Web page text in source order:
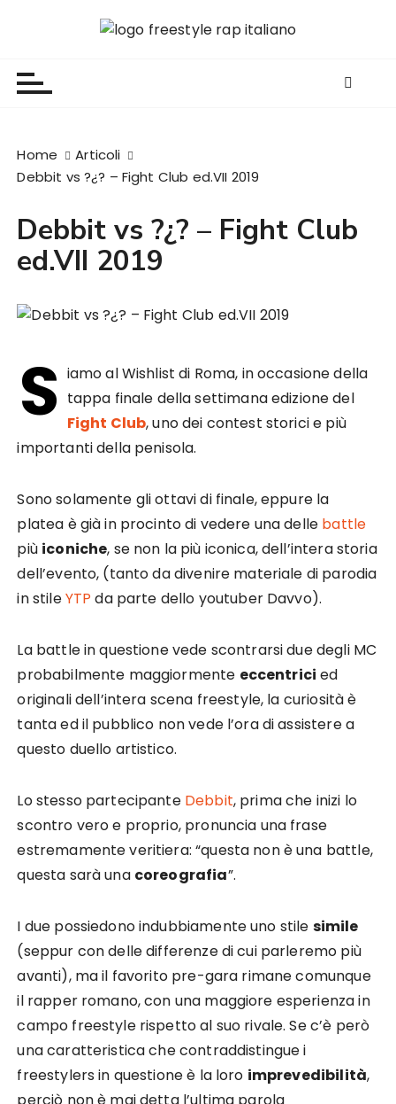
Home
Articoli
Debbit vs ?¿? – Fight Club ed.VII 2019
Debbit vs ?¿? – Fight Club
ed.VII 2019
S iamo al Wishlist di Roma, in occasione della
tappa finale della settimana edizione del
Fight Club, uno dei contest storici e più
importanti della penisola.
Sono solamente gli ottavi di finale, eppure la
platea è già in procinto di vedere una delle battle
più iconiche, se non la più iconica, dell’intera storia
dell’evento, (tanto da divenire materiale di parodia
in stileYTP da parte dello youtuber Davvo).
La battle in questione vede scontrarsi due degli MC
probabilmente maggiormente eccentrici ed
originali dell’intera scena freestyle, la curiosità è
tanta ed il pubblico non vede l’ora di assistere a
questo duello artistico.
Lo stesso partecipante Debbit, prima che inizi lo
scontro vero e proprio, pronuncia una frase
estremamente veritiera: “questa non è una battle,
questa sarà una coreografia”.
I due possiedono indubbiamente uno stile simile
(seppur con delle differenze di cui parleremo più
avanti), ma il favorito pre-gara rimane comunque
il rapper romano, con una maggiore esperienza in
campo freestyle rispetto al suo rivale. Se c’è però
una caratteristica che contraddistingue i
freestylers in questione è la loro imprevedibilità,